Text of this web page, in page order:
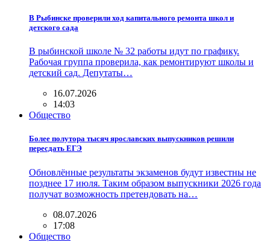
В Рыбинске проверили ход капитального ремонта школ и
детского сада
В рыбинской школе № 32 работы идут по графику.
Рабочая группа проверила, как ремонтируют школы и
детский сад. Депутаты…
16.07.2026
14:03
Общество
Более полутора тысяч ярославских выпускников решили
пересдать ЕГЭ
Обновлённые результаты экзаменов будут известны не
позднее 17 июля. Таким образом выпускники 2026 года
получат возможность претендовать на…
08.07.2026
17:08
Общество